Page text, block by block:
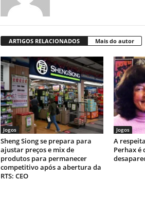
ARTIGOS RELACIONADOS Mais do autor
Jogos
Sheng Siong se prepara para
ajustar preços e mix de
produtos para permanecer
competitivo após a abertura da
RTS: CEO
Jogos
A
Perhax é